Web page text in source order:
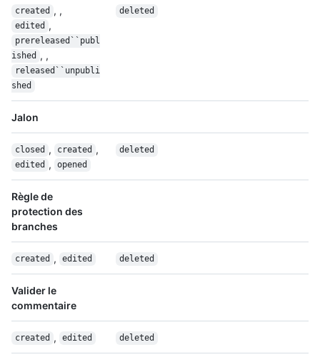
created , ,
edited ,
prereleased``publ
ished , ,
released``unpubli
shed
deleted
Jalon
closed , created ,
edited , opened
deleted
Règle de
protection des
branches
created , edited deleted
Valider le
commentaire
created , edited deleted